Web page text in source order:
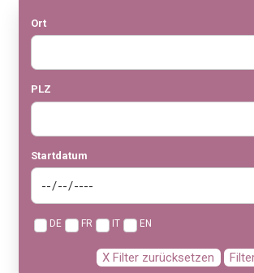
Ort
PLZ
Startdatum
DE FR IT EN
X Filter zurücksetzen